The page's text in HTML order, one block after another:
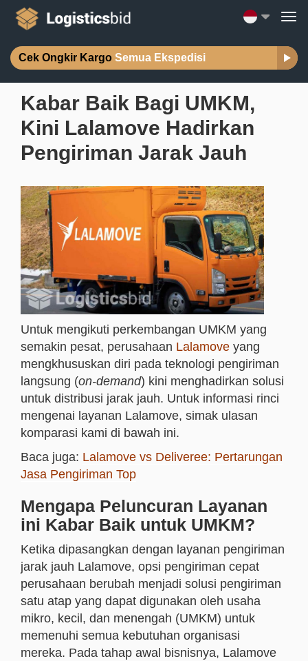
Cek Ongkir Kargo Semua Ekspedisi
Kabar Baik Bagi UMKM,
Kini Lalamove Hadirkan
Pengiriman Jarak Jauh
Untuk mengikuti perkembangan UMKM yang
semakin pesat, perusahaan Lalamove yang
mengkhususkan diri pada teknologi pengiriman
langsung (on-demand) kini menghadirkan solusi
untuk distribusi jarak jauh. Untuk informasi rinci
mengenai layanan Lalamove, simak ulasan
komparasi kami di bawah ini.
Baca juga: Lalamove vs Deliveree: Pertarungan
Jasa Pengiriman Top
Mengapa Peluncuran Layanan
ini Kabar Baik untuk UMKM?
Ketika dipasangkan dengan layanan pengiriman
jarak jauh Lalamove, opsi pengiriman cepat
perusahaan berubah menjadi solusi pengiriman
satu atap yang dapat digunakan oleh usaha
mikro, kecil, dan menengah (UMKM) untuk
memenuhi semua kebutuhan organisasi
mereka. Pada tahap awal bisnisnya, Lalamove